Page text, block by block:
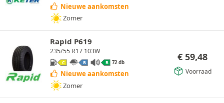
Nieuwe aankomsten
Zomer
Rapid P619
235/55 R17 103W
C B B 72 db
Nieuwe aankomsten
Zomer
€ 59,48
Voorraad